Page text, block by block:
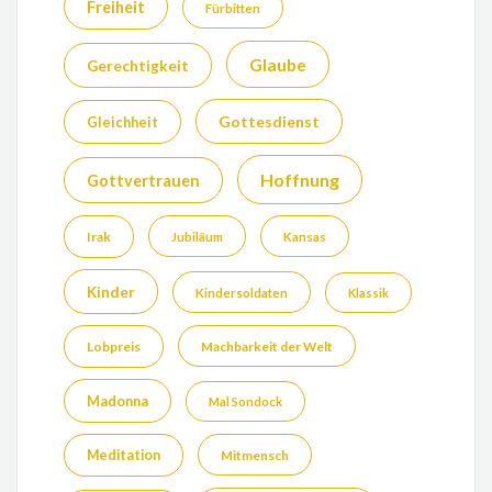
Freiheit Fürbitten
Gerechtigkeit Glaube
Gleichheit Gottesdienst
Gottvertrauen Hoffnung
Irak Jubiläum Kansas
Kinder Kindersoldaten Klassik
Lobpreis Machbarkeit der Welt
Madonna Mal Sondock
Meditation Mitmensch